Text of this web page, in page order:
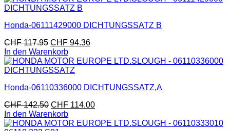
Honda-06111429000 DICHTUNGSSATZ B
CHF117.95 CHF 94.36
In den Warenkorb
Honda-06110336000 DICHTUNGSSATZ,A
CHF142.50 CHF 114.00
In den Warenkorb